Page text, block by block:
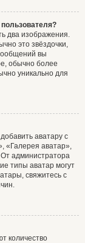
два изображения.
это звёздочки,
вы
обычно более
уникально для
аватару с
«Галерея аватар»,
администратора
типы аватар могут
свяжитесь с
количество